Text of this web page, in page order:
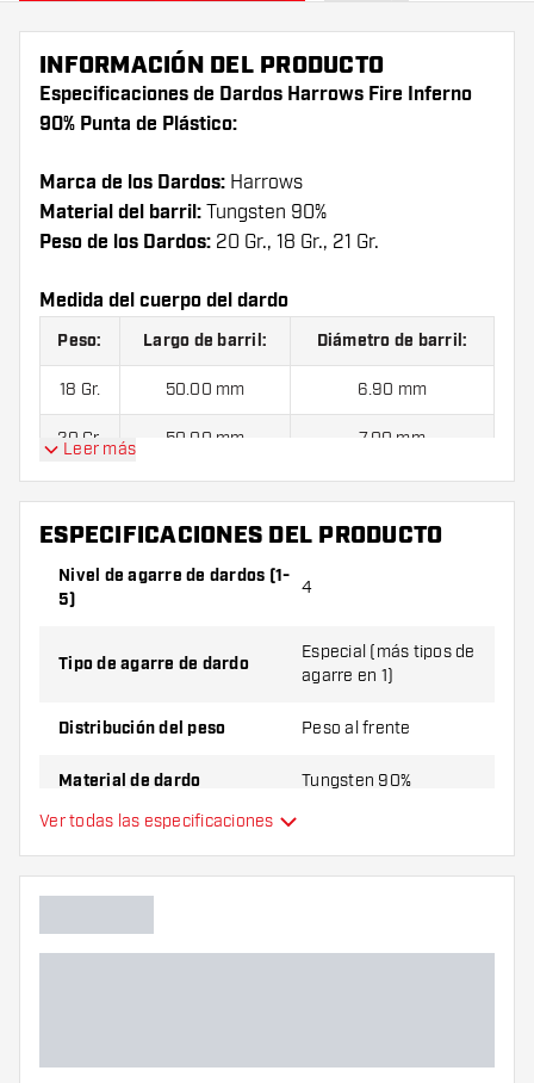
INFORMACIÓN DEL PRODUCTO
Especificaciones de Dardos Harrows Fire Inferno
90% Punta de Plástico:
Marca de los Dardos: Harrows
Material del barril: Tungsten 90%
Peso de los Dardos: 20 Gr., 18 Gr., 21 Gr.
Medida del cuerpo del dardo
Peso: Largo de barril: Diámetro de barril:
18 Gr. 50.00 mm 6.90 mm
20 Gr. 50.00 mm 7.00 mm
21 Gr. 50.00 mm 7.10 mm
Dardos Harrows Fire Inferno 90% Punta de Plástico
contiene:
Leer más
ESPECIFICACIONES DEL PRODUCTO
Nivel de agarre de dardos (1-
5)
4
Tipo de agarre de dardo
Especial (más tipos de
agarre en 1)
Distribución del peso Peso al frente
Material de dardo Tungsten 90%
Agarre de punta de dardo
Color de dardo
Ver todas las especificaciones